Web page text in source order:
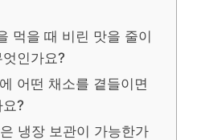
먹을 때 비린 맛을 줄이
인가요?
어떤 채소를 곁들이면
?
냉장 보관이 가능한가